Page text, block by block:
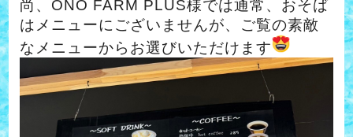
尚、ONO FARM PLUS様では通常、おそば
はメニューにございませんが、ご覧の素敵
なメニューからお選びいただけます